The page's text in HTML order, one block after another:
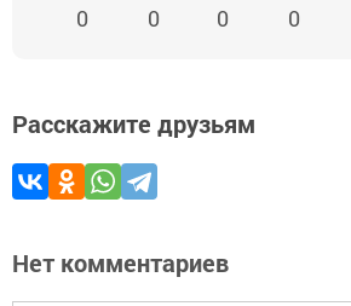
0 0 0 0
Расскажите друзьям
Нет комментариев